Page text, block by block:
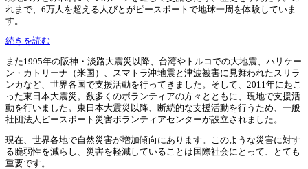
れまで、6万人を超える人びとがピースボートで地球一周を体験していま
す。
続きを読む
また1995年の阪神・淡路大震災以降、台湾やトルコでの大地震、ハリケー
ン・カトリーナ（米国）、スマトラ沖地震と津波被害に見舞われたスリラ
ンカなど、世界各国で支援活動を行ってきました。そして、2011年に起こ
った東日本大震災。数多くのボランティアの方々とともに、現地で支援活
動を行いました。東日本大震災以降、断続的な支援活動を行うため、一般
社団法人ピースボート災害ボランティアセンターが設立されました。
現在、世界各地で自然災害が増加傾向にあります。このような災害に対す
る脆弱性を減らし、災害を軽減していることは国際社会にとって、とても
重要です。